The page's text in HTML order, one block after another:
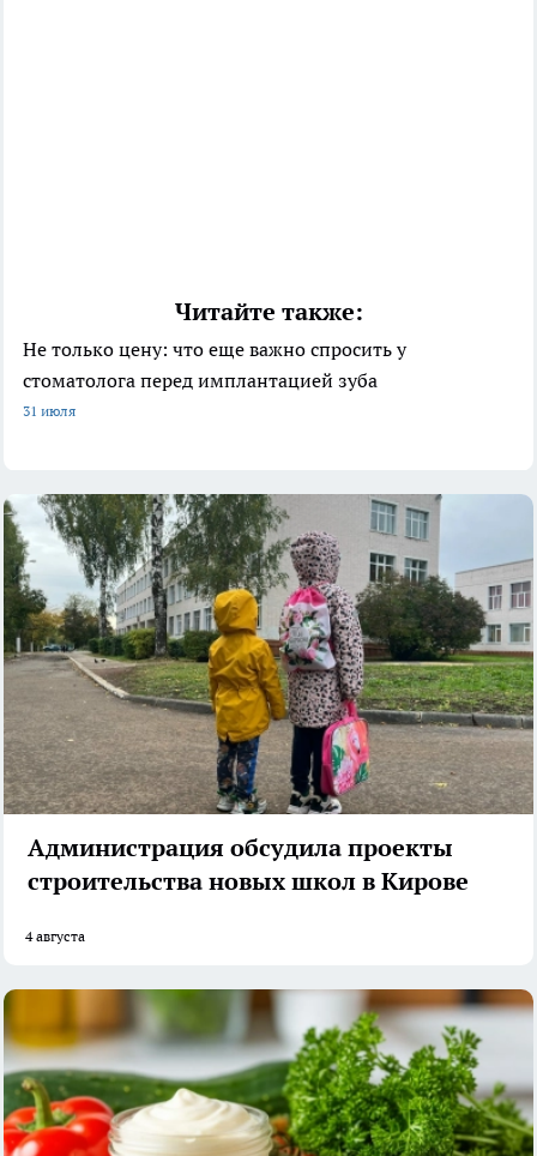
Читайте также:
Не только цену: что еще важно спросить у
стоматолога перед имплантацией зуба
31 июля
Администрация обсудила проекты
строительства новых школ в Кирове
4 августа